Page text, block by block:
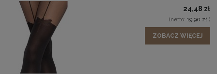
24,48 zł
(netto: 19,90 zł )
ZOBACZ WIĘCEJ